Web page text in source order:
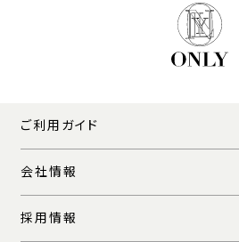
ご利用ガイド
会社情報
採用情報